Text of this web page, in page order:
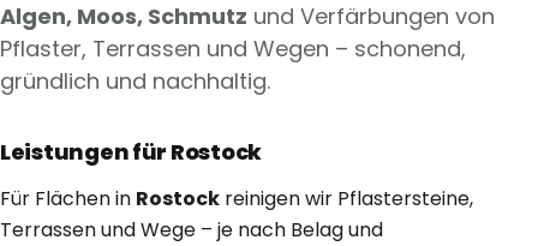
Algen, Moos, Schmutz und Verfärbungen von
Pflaster, Terrassen und Wegen – schonend,
gründlich und nachhaltig.
Leistungen für Rostock
Für Flächen in Rostock reinigen wir Pflastersteine,
Terrassen und Wege – je nach Belag und